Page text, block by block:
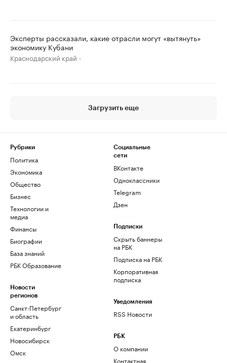
Эксперты рассказали, какие отрасли могут «вытянуть»
экономику Кубани
Краснодарский край
Загрузить еще
Рубрики
Политика
Экономика
Общество
Бизнес
Технологии и
медиа
Финансы
Биографии
База знаний
РБК Образование
Новости
регионов
Санкт-Петербург
и область
Екатеринбург
Новосибирск
Омск
Социальные
сети
ВКонтакте
Одноклассники
Telegram
Дзен
Подписки
Скрыть баннеры
на РБК
Подписка на РБК
Корпоративная
подписка
Уведомления
RSS Новости
РБК
О компании
Контактная